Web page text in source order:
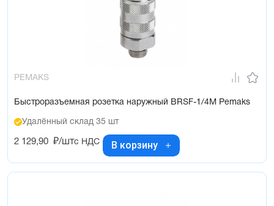
PEMAKS
Быстроразъемная розетка наружный BRSF-1/4M Pemaks
Удалённый склад 35 шт
2 129,90 ₽/штс НДС В корзину